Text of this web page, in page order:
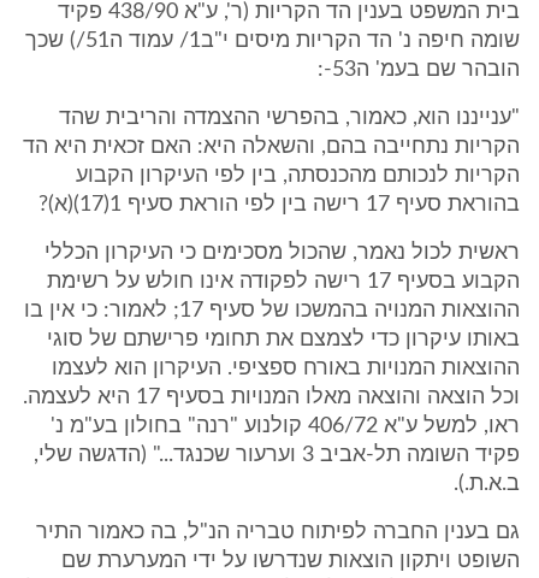
בית המשפט בענין הד הקריות (ר', ע"א 438/90 פקיד
שומה חיפה נ' הד הקריות מיסים י"ב1/ עמוד ה51/) שכך
הובהר שם בעמ' ה53-:
"ענייננו הוא, כאמור, בהפרשי ההצמדה והריבית שהד
הקריות נתחייבה בהם, והשאלה היא: האם זכאית היא הד
הקריות לנכותם מהכנסתה, בין לפי העיקרון הקבוע
בהוראת סעיף 17 רישה בין לפי הוראת סעיף 1(17)(א)?
ראשית לכול נאמר, שהכול מסכימים כי העיקרון הכללי
הקבוע בסעיף 17 רישה לפקודה אינו חולש על רשימת
ההוצאות המנויה בהמשכו של סעיף 17; לאמור: כי אין בו
באותו עיקרון כדי לצמצם את תחומי פרישתם של סוגי
ההוצאות המנויות באורח ספציפי. העיקרון הוא לעצמו
וכל הוצאה והוצאה מאלו המנויות בסעיף 17 היא לעצמה.
ראו, למשל ע"א 406/72 קולנוע "רנה" בחולון בע"מ נ'
פקיד השומה תל-אביב 3 וערעור שכנגד..." (הדגשה שלי,
ב.א.ת.).
גם בענין החברה לפיתוח טבריה הנ"ל, בה כאמור התיר
השופט ויתקון הוצאות שנדרשו על ידי המערערת שם